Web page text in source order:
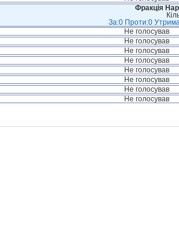
Фракція
За:0 Проти:0
Не голосував
Не голосував
Не голосував
Не голосував
Не голосував
Не голосував
Не голосував
Не голосував